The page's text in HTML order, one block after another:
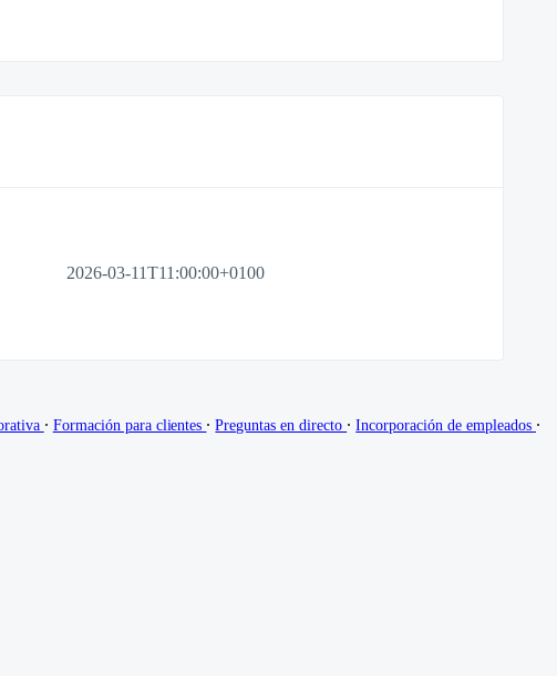
2026-03-11T11:00:00+0100
∙ Formación para clientes ∙ Preguntas en directo ∙ Incorporación de empleados ∙